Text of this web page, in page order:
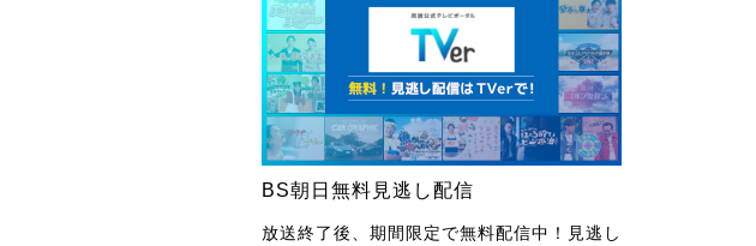
BS朝日無料見逃し配信
放送終了後、期間限定で無料配信中！見逃し